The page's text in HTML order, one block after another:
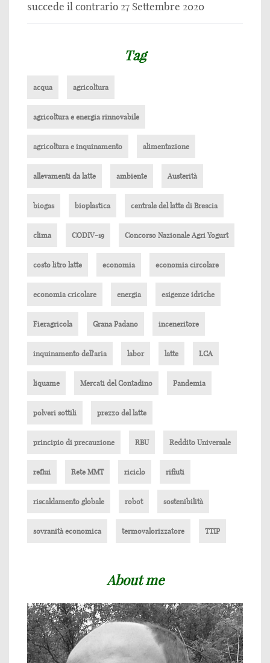
succede il contrario 27 Settembre 2020
Tag
acqua agricoltura
agricoltura e energia rinnovabile
agricoltura e inquinamento alimentazione
allevamenti da latte ambiente Austerità
biogas bioplastica centrale del latte di Brescia
clima CODIV-19 Concorso Nazionale Agri Yogurt
costo litro latte economia economia circolare
economia cricolare energia esigenze idriche
Fieragricola Grana Padano inceneritore
inquinamento dell'aria labor latte LCA
liquame Mercati del Contadino Pandemia
polveri sottili prezzo del latte
principio di precauzione RBU Reddito Universale
reflui Rete MMT riciclo rifiuti
riscaldamento globale robot sostenibilità
sovranità economica termovalorizzatore TTIP
About me